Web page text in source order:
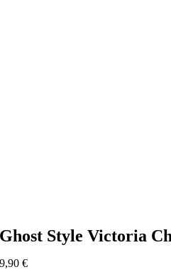
Ghost Style Victoria
9,90€